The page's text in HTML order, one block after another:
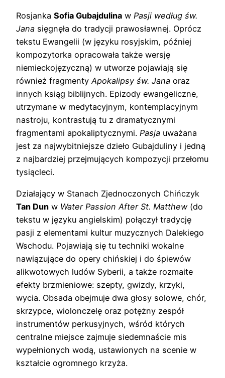
Rosjanka Sofia Gubajdulina w Pasji według św.
Jana sięgnęła do tradycji prawosławnej. Oprócz
tekstu Ewangelii (w języku rosyjskim, później
kompozytorka opracowała także wersję
niemieckojęzyczną) w utworze pojawiają się
również fragmentyApokalipsy św. Jana oraz
innych ksiąg biblijnych. Epizody ewangeliczne,
utrzymane w medytacyjnym, kontemplacyjnym
nastroju, kontrastują tu z dramatycznymi
fragmentami apokaliptycznymi. Pasja uważana
jest za najwybitniejsze dzieło Gubajduliny i jedną
z najbardziej przejmujących kompozycji przełomu
tysiącleci.
Działający w Stanach Zjednoczonych Chińczyk
Tan Dun w Water Passion After St. Matthew(do
tekstu w języku angielskim) połączył tradycję
pasji z elementami kultur muzycznych Dalekiego
Wschodu. Pojawiają się tu techniki wokalne
nawiązujące do opery chińskiej i do śpiewów
alikwotowych ludów Syberii, a także rozmaite
efekty brzmieniowe: szepty, gwizdy, krzyki,
wycia. Obsada obejmuje dwa głosy solowe, chór,
skrzypce, wiolonczelę oraz potężny zespół
instrumentów perkusyjnych, wśród których
centralne miejsce zajmuje siedemnaście mis
wypełnionych wodą, ustawionych na scenie w
kształcie ogromnego krzyża.